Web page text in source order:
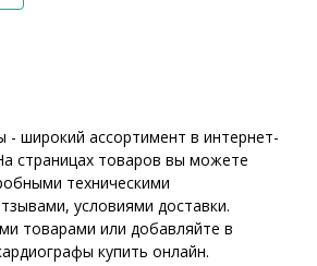
- широкий ассортимент в интернет-
страницах товаров вы можете
техническими
условиями доставки.
товарами или добавляйте в
купить онлайн.